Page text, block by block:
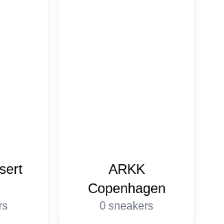
ARKK
Copenhagen
0 sneakers